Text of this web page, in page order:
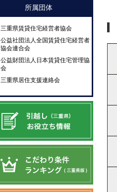
所属団体
三重県賃貸住宅経営者協会
公益社団法人全国賃貸住宅経営者
協会連合会
公益財団法人日本賃貸住宅管理協
会
三重県居住支援連絡会